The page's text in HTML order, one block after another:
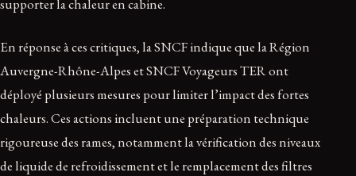
supporter la chaleur en cabine.
En réponse à ces critiques, la SNCF indique que la Région
Auvergne-Rhône-Alpes et SNCF Voyageurs TER ont
déployé plusieurs mesures pour limiter l’impact des fortes
chaleurs. Ces actions incluent une préparation technique
rigoureuse des rames, notamment la vérification des niveaux
de liquide de refroidissement et le remplacement des filtres